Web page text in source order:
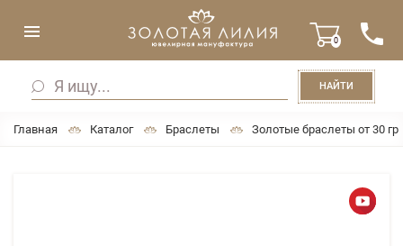
0
НАЙТИ
Главная Каталог Браслеты Золотые браслеты от 30 гр